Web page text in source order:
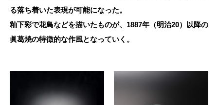
る落ち着いた表現が可能になった。
釉下彩で花鳥などを描いたものが、1887年（明治20）以降の
眞葛焼の特徴的な作風となっていく。